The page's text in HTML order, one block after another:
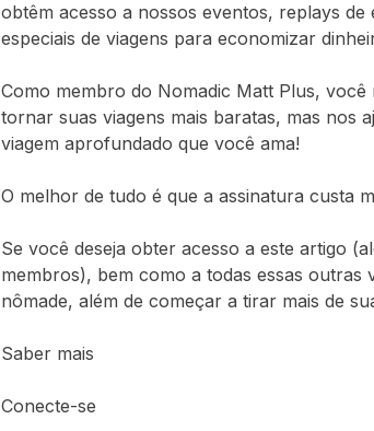
obtêm acesso a nossos eventos, replays
especiais de viagens para economizar
Como membro do Nomadic Matt Plus,
tornar suas viagens mais baratas, mas nos
viagem aprofundado que você ama!
O melhor de tudo é que a assinatura custa
Se você deseja obter acesso a este artigo
membros), bem como a todas essas outras
nômade, além de começar a tirar mais de
Saber mais
Conecte-se